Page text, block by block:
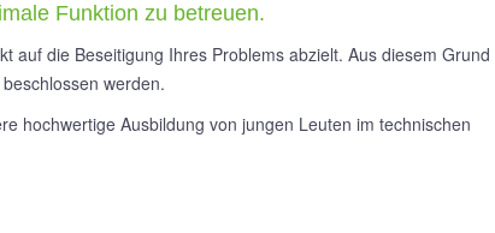
Funktion zu betreuen.
die Beseitigung Ihres Problems abzielt. Aus diesem Grund
werden.
hochwertige Ausbildung von jungen Leuten im technischen